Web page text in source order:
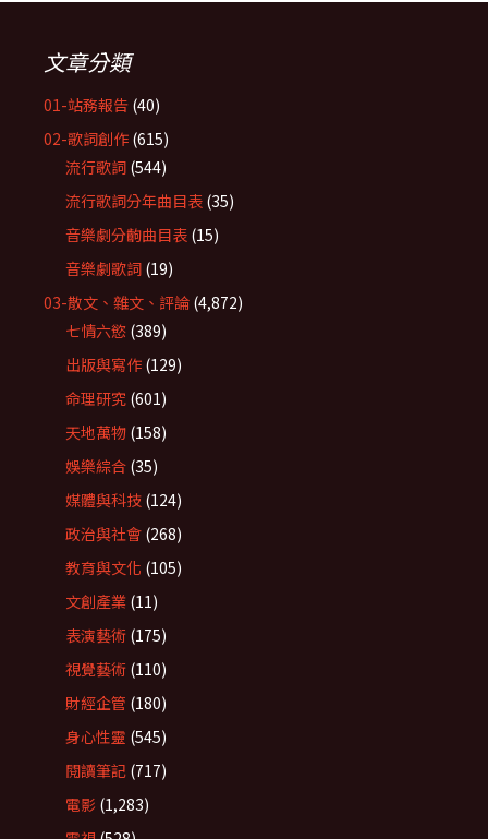
文章分類
01-站務報告 (40)
02-歌詞創作 (615)
流行歌詞 (544)
流行歌詞分年曲目表 (35)
音樂劇分齣曲目表 (15)
音樂劇歌詞 (19)
03-散文、雜文、評論 (4,872)
七情六慾 (389)
出版與寫作 (129)
命理研究 (601)
天地萬物 (158)
娛樂綜合 (35)
媒體與科技 (124)
政治與社會 (268)
教育與文化 (105)
文創產業 (11)
表演藝術 (175)
視覺藝術 (110)
財經企管 (180)
身心性靈 (545)
閱讀筆記 (717)
電影 (1,283)